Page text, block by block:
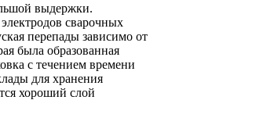
выдержки.
сварочных
перепады зависимо от
была образованная
с течением времени
для хранения
хороший слой